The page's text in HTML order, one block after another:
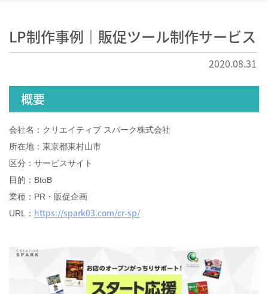
LP制作事例｜販促ツール制作サービス
2020.08.31
概要
会社名：クリエイティブ スパーク株式会社
所在地：東京都東村山市
区分：サービスサイト
目的：BtoB
業種：PR・販促企画
URL： https://spark03.com/cr-sp/